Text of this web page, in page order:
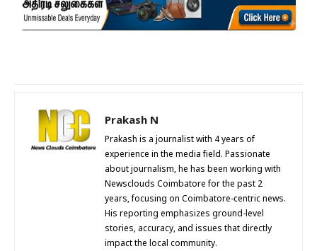
Prakash N
Prakash is a journalist with 4 years of
experience in the media field. Passionate
about journalism, he has been working with
Newsclouds Coimbatore for the past 2
years, focusing on Coimbatore-centric news.
His reporting emphasizes ground-level
stories, accuracy, and issues that directly
impact the local community.